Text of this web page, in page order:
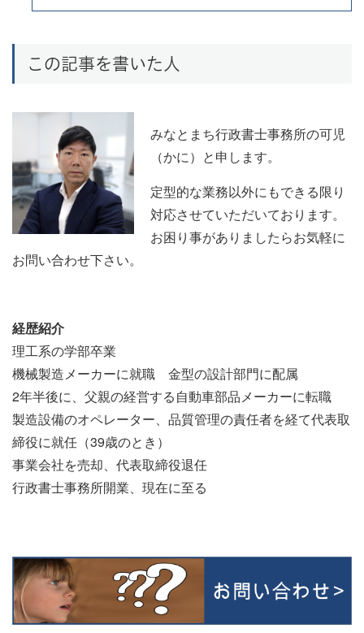
この記事を書いた人
みなとまち行政書士事務所の可児
（かに）と申します。
定型的な業務以外にもできる限り
対応させていただいております。
お困り事がありましたらお気軽に
お問い合わせ下さい。
経歴紹介
理工系の学部卒業
機械製造メーカーに就職 金型の設計部門に配属
2年半後に、父親の経営する自動車部品メーカーに転職
製造設備のオペレーター、品質管理の責任者を経て代表取
締役に就任（39歳のとき）
事業会社を売却、代表取締役退任
行政書士事務所開業、現在に至る